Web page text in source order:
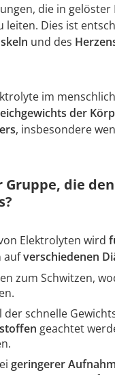
die in gelöster
leiten. Dies ist
und des
im
der
, insbesondere
Gruppe, die
Elektrolyten wird
aufverschiedenen
zum Schwitzen,
der schnelle
geachtet
geringerer